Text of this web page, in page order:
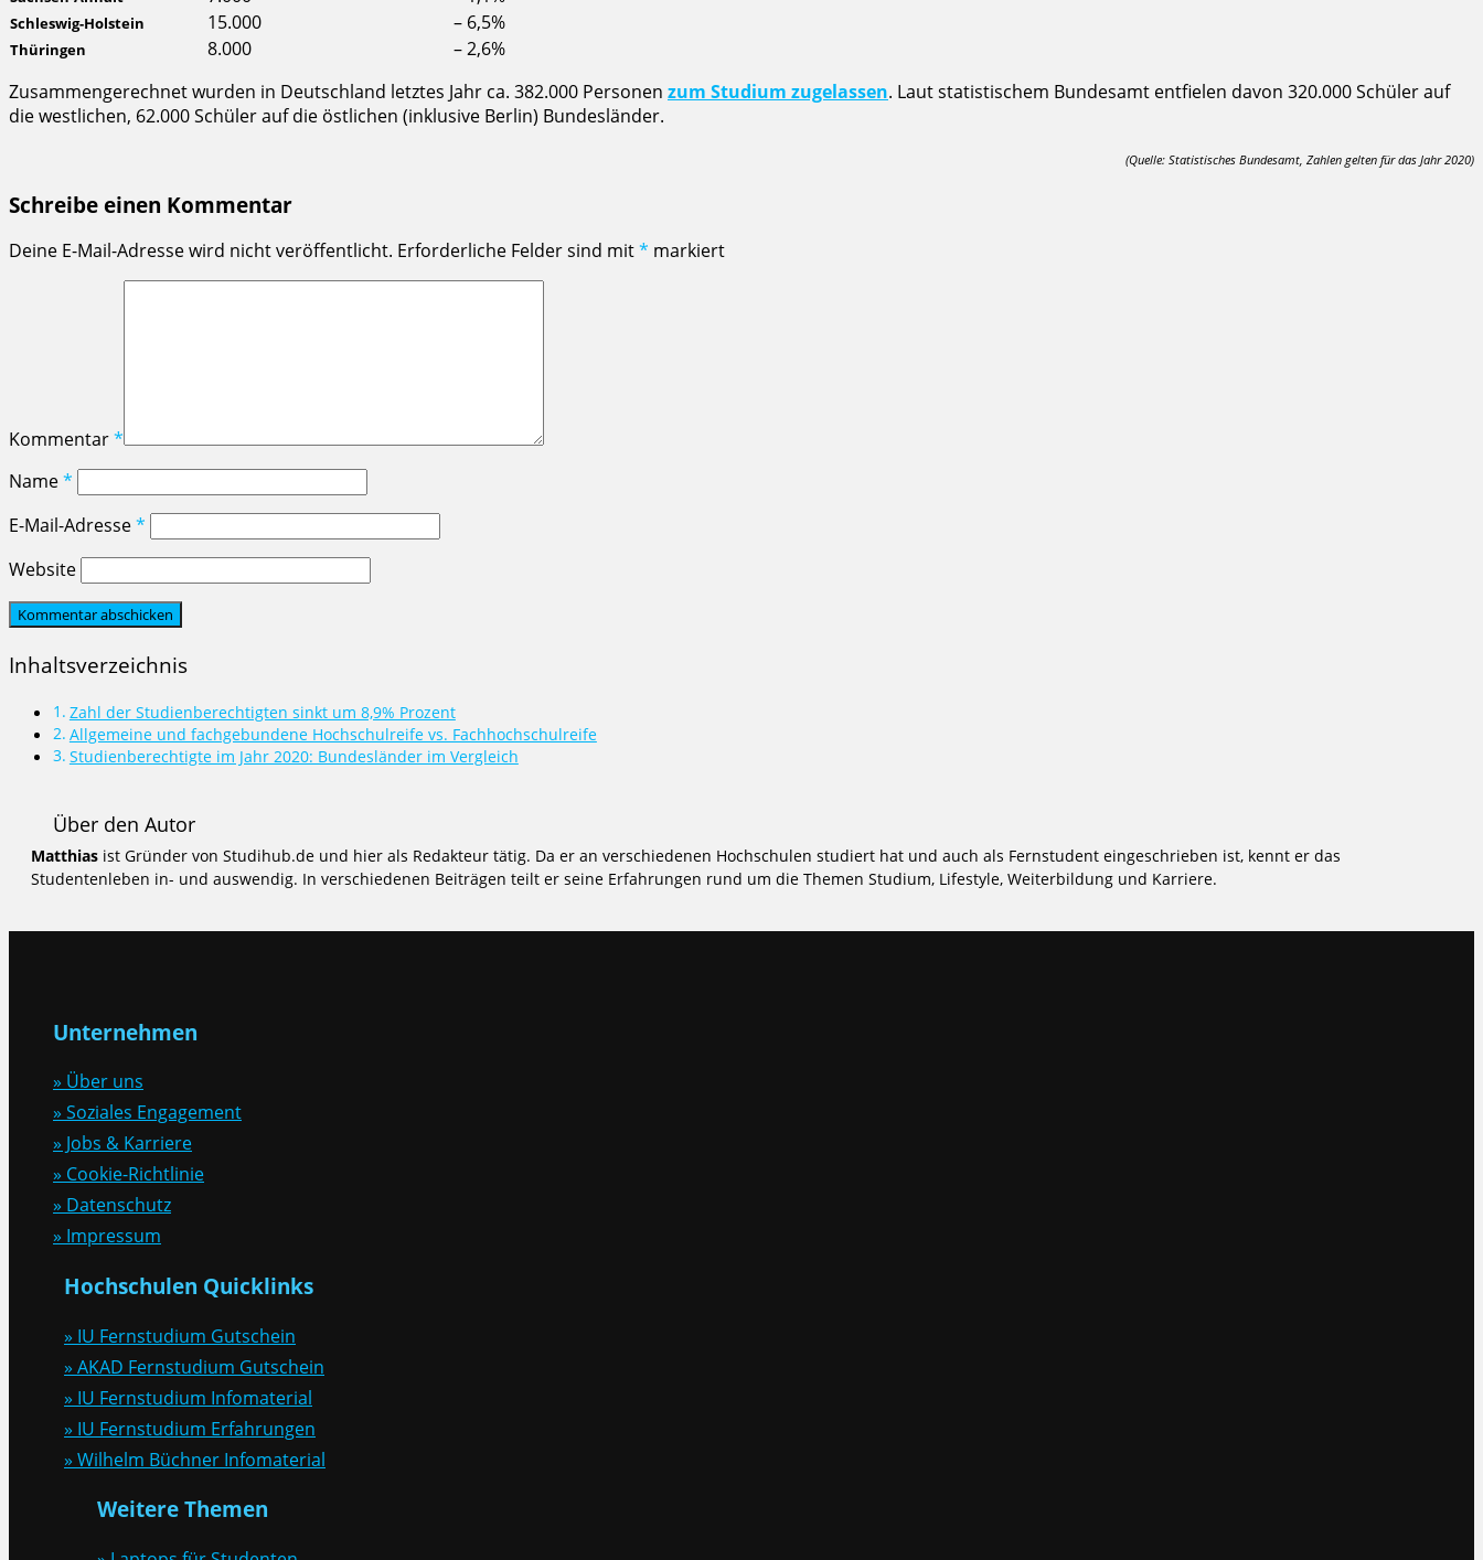
Schleswig-Holstein 15.000 – 6,5%
Thüringen 8.000
– 2,6%
Zusammengerechnet wurden in Deutschland letztes Jahr ca. 382.000 Personen zum Studium zugelassen. Laut statistischem Bundesamt entfielen davon 320.000 Schüler auf
die westlichen, 62.000 Schüler auf die östlichen (inklusive Berlin) Bundesländer.
(Quelle: Statistisches Bundesamt, Zahlen gelten für das Jahr 2020)
Schreibe einen Kommentar
Deine E-Mail-Adresse wird nicht veröffentlicht. Erforderliche Felder sind mit* markiert
Kommentar*
Name*
E-Mail-Adresse*
Website
Inhaltsverzeichnis
Zahl der Studienberechtigten sinkt um 8,9% Prozent
Allgemeine und fachgebundene Hochschulreife vs. Fachhochschulreife
Studienberechtigte im Jahr 2020: Bundesländer im Vergleich
Über den Autor
Matthias ist Gründer von Studihub.de und hier als Redakteur tätig. Da er an verschiedenen Hochschulen studiert hat und auch als Fernstudent eingeschrieben ist, kennt er das
Studentenleben in- und auswendig. In verschiedenen Beiträgen teilt er seine Erfahrungen rund um die Themen Studium, Lifestyle, Weiterbildung und Karriere.
Unternehmen
» Über uns
» Soziales Engagement
» Jobs & Karriere
» Cookie-Richtlinie
» Datenschutz
» Impressum
Hochschulen Quicklinks
» IU Fernstudium Gutschein
» AKAD Fernstudium Gutschein
» IU Fernstudium Infomaterial
» IU Fernstudium Erfahrungen
» Wilhelm Büchner Infomaterial
Weitere Themen